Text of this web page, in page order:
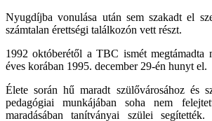
Nyugdíjba vonulása után sem szakadt el
számtalan érettségi találkozón vett részt.
1992 októberétől a TBC ismét megtámadta
éves korában 1995. december 29-én hunyt el.
Élete során hű maradt szülővárosához és
pedagógiai munkájában soha nem
maradásában tanítványai szülei